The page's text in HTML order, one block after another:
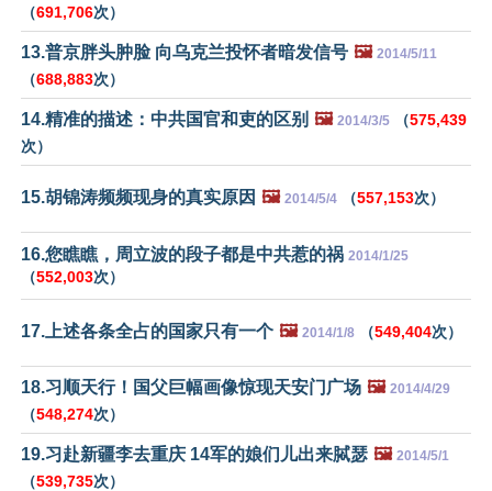
（691,706次）
13.普京胖头肿脸 向乌克兰投怀者暗发信号 🖼️ 2014/5/11
（688,883次）
14.精准的描述：中共国官和吏的区别 🖼️ 2014/3/5 （575,439
次）
15.胡锦涛频频现身的真实原因 🖼️ 2014/5/4 （557,153次）
16.您瞧瞧，周立波的段子都是中共惹的祸 2014/1/25
（552,003次）
17.上述各条全占的国家只有一个 🖼️ 2014/1/8 （549,404次）
18.习顺天行！国父巨幅画像惊现天安门广场 🖼️ 2014/4/29
（548,274次）
19.习赴新疆李去重庆 14军的娘们儿出来脦瑟 🖼️ 2014/5/1
（539,735次）